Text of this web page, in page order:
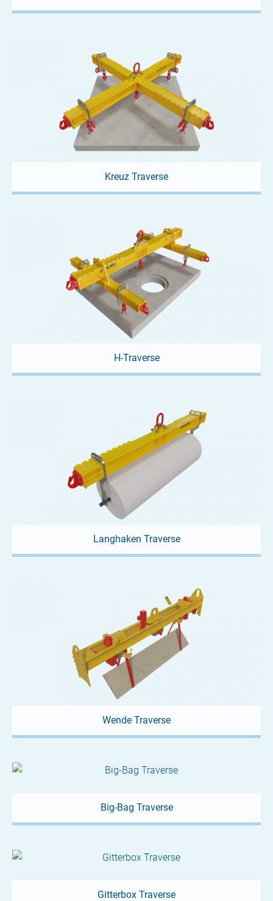
Kreuz Traverse
H-Traverse
Langhaken Traverse
Wende Traverse
Big-Bag Traverse
Gitterbox Traverse